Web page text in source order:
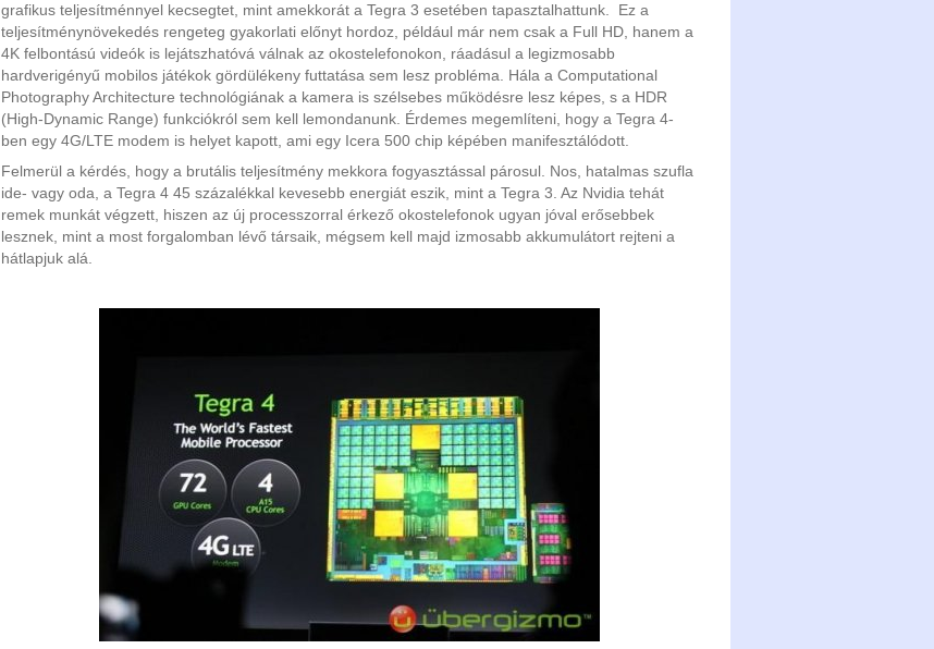
grafikus teljesítménnyel kecsegtet, mint amekkorát a Tegra 3 esetében tapasztalhattunk. Ez a
teljesítménynövekedés rengeteg gyakorlati előnyt hordoz, például már nem csak a Full HD, hanem a
4K felbontású videók is lejátszhatóvá válnak az okostelefonokon, ráadásul a legizmosabb
hardverigényű mobilos játékok gördülékeny futtatása sem lesz probléma. Hála a Computational
Photography Architecture technológiának a kamera is szélsebes működésre lesz képes, s a HDR
(High-Dynamic Range) funkciókról sem kell lemondanunk. Érdemes megemlíteni, hogy a Tegra 4-
ben egy 4G/LTE modem is helyet kapott, ami egy Icera 500 chip képében manifesztálódott.
Felmerül a kérdés, hogy a brutális teljesítmény mekkora fogyasztással párosul. Nos, hatalmas szufla
ide- vagy oda, a Tegra 4 45 százalékkal kevesebb energiát eszik, mint a Tegra 3. Az Nvidia tehát
remek munkát végzett, hiszen az új processzorral érkező okostelefonok ugyan jóval erősebbek
lesznek, mint a most forgalomban lévő társaik, mégsem kell majd izmosabb akkumulátort rejteni a
hátlapjuk alá.